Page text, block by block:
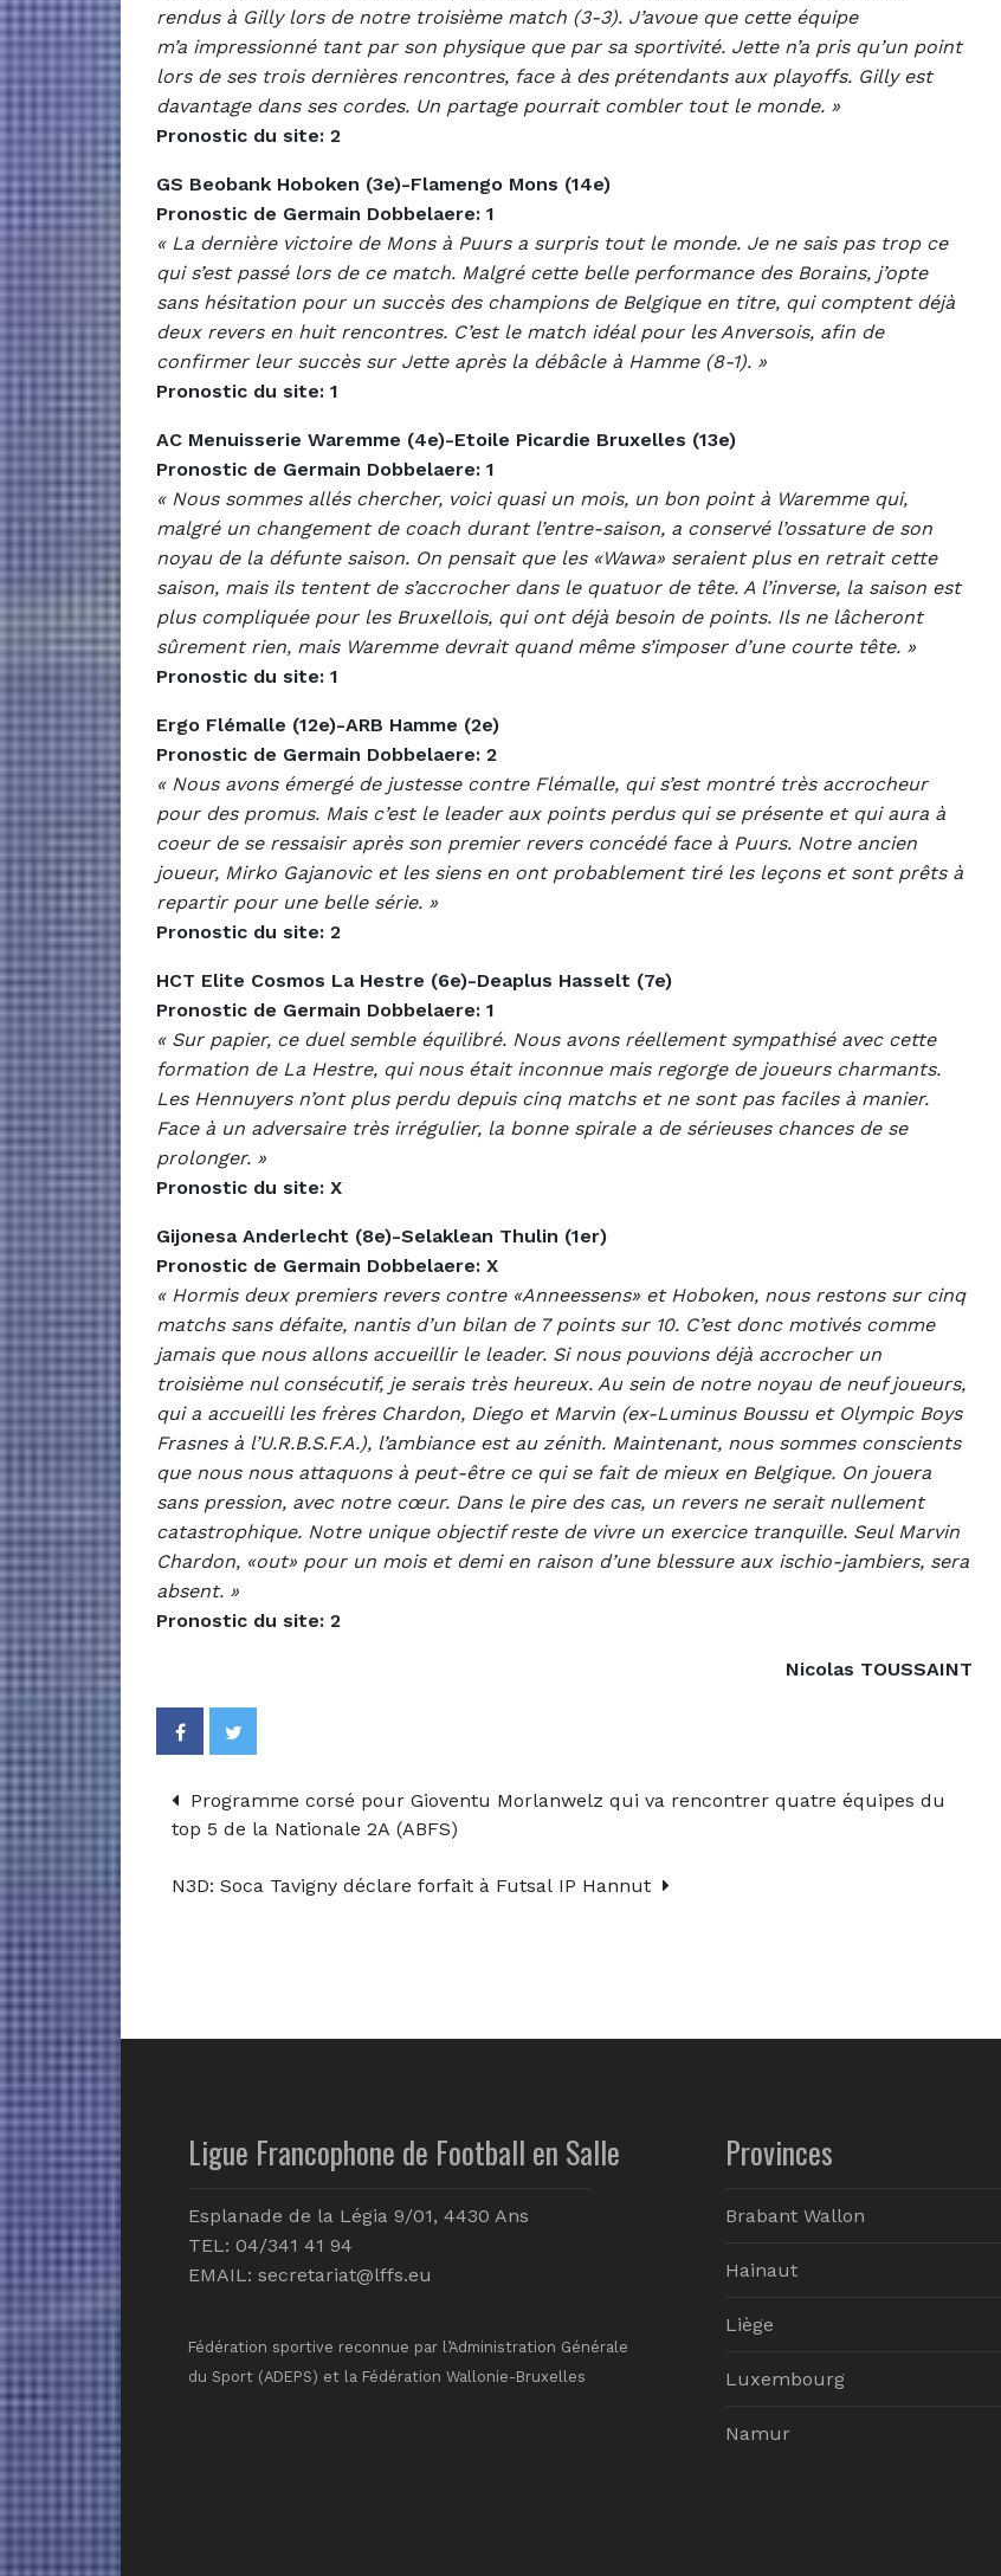
rendus à Gilly lors de notre troisième match (3-3). J’avoue que cette équipe
m’a impressionné tant par son physique que par sa sportivité. Jette n’a pris qu’un point
lors de ses trois dernières rencontres, face à des prétendants aux playoffs. Gilly est
davantage dans ses cordes. Un partage pourrait combler tout le monde. »
Pronostic du site: 2
GS Beobank Hoboken (3e)-Flamengo Mons (14e)
Pronostic de Germain Dobbelaere: 1
« La dernière victoire de Mons à Puurs a surpris tout le monde. Je ne sais pas trop ce
qui s’est passé lors de ce match. Malgré cette belle performance des Borains, j’opte
sans hésitation pour un succès des champions de Belgique en titre, qui comptent déjà
deux revers en huit rencontres. C’est le match idéal pour les Anversois, afin de
confirmer leur succès sur Jette après la débâcle à Hamme (8-1). »
Pronostic du site: 1
AC Menuisserie Waremme (4e)-Etoile Picardie Bruxelles (13e)
Pronostic de Germain Dobbelaere: 1
« Nous sommes allés chercher, voici quasi un mois, un bon point à Waremme qui,
malgré un changement de coach durant l’entre-saison, a conservé l’ossature de son
noyau de la défunte saison. On pensait que les «Wawa» seraient plus en retrait cette
saison, mais ils tentent de s’accrocher dans le quatuor de tête. A l’inverse, la saison est
plus compliquée pour les Bruxellois, qui ont déjà besoin de points. Ils ne lâcheront
sûrement rien, mais Waremme devrait quand même s’imposer d’une courte tête. »
Pronostic du site: 1
Ergo Flémalle (12e)-ARB Hamme (2e)
Pronostic de Germain Dobbelaere: 2
« Nous avons émergé de justesse contre Flémalle, qui s’est montré très accrocheur
pour des promus. Mais c’est le leader aux points perdus qui se présente et qui aura à
coeur de se ressaisir après son premier revers concédé face à Puurs. Notre ancien
joueur, Mirko Gajanovic et les siens en ont probablement tiré les leçons et sont prêts à
repartir pour une belle série. »
Pronostic du site: 2
HCT Elite Cosmos La Hestre (6e)-Deaplus Hasselt (7e)
Pronostic de Germain Dobbelaere: 1
« Sur papier, ce duel semble équilibré. Nous avons réellement sympathisé avec cette
formation de La Hestre, qui nous était inconnue mais regorge de joueurs charmants.
Les Hennuyers n’ont plus perdu depuis cinq matchs et ne sont pas faciles à manier.
Face à un adversaire très irrégulier, la bonne spirale a de sérieuses chances de se
prolonger. »
Pronostic du site: X
Gijonesa Anderlecht (8e)-Selaklean Thulin (1er)
Pronostic de Germain Dobbelaere: X
« Hormis deux premiers revers contre «Anneessens» et Hoboken, nous restons sur cinq
matchs sans défaite, nantis d’un bilan de 7 points sur 10. C’est donc motivés comme
jamais que nous allons accueillir le leader. Si nous pouvions déjà accrocher un
troisième nul consécutif, je serais très heureux. Au sein de notre noyau de neuf joueurs,
qui a accueilli les frères Chardon, Diego et Marvin (ex-Luminus Boussu et Olympic Boys
Frasnes à l’U.R.B.S.F.A.), l’ambiance est au zénith. Maintenant, nous sommes conscients
que nous nous attaquons à peut-être ce qui se fait de mieux en Belgique. On jouera
sans pression, avec notre cœur. Dans le pire des cas, un revers ne serait nullement
catastrophique. Notre unique objectif reste de vivre un exercice tranquille. Seul Marvin
Chardon, «out» pour un mois et demi en raison d’une blessure aux ischio-jambiers, sera
absent. »
Pronostic du site: 2
Nicolas TOUSSAINT
Programme corsé pour Gioventu Morlanwelz qui va rencontrer quatre équipes du
top 5 de la Nationale 2A (ABFS)
N3D: Soca Tavigny déclare forfait à Futsal IP Hannut
Ligue Francophone de Football en Salle
Esplanade de la Légia 9/01, 4430 Ans
TEL: 04/341 41 94
EMAIL: secretariat@lffs.eu
Fédération sportive reconnue par l’Administration Générale
du Sport (ADEPS) et la Fédération Wallonie-Bruxelles
Provinces
Brabant Wallon
Hainaut
Liège
Luxembourg
Namur